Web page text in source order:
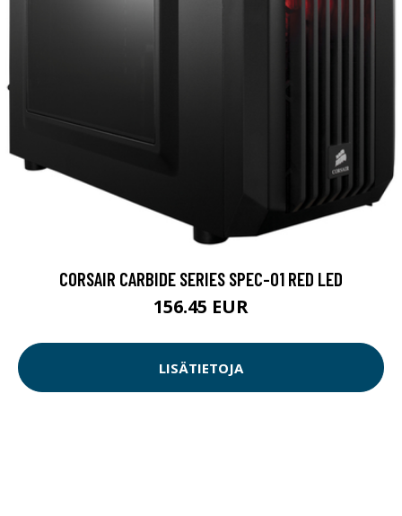
CORSAIR CARBIDE SERIES SPEC-01 RED LED
156.45 EUR
LISÄTIETOJA